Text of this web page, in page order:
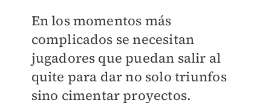
En los momentos más
complicados se necesitan
jugadores que puedan salir al
quite para dar no solo triunfos
sino cimentar proyectos.